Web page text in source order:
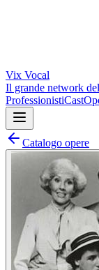
Vix Vocal
Il grande network
ProfessionistiCast
Catalogo opere